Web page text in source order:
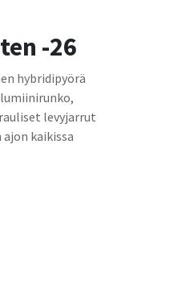
-26
hybridipyörä
levyjarrut
kaikissa